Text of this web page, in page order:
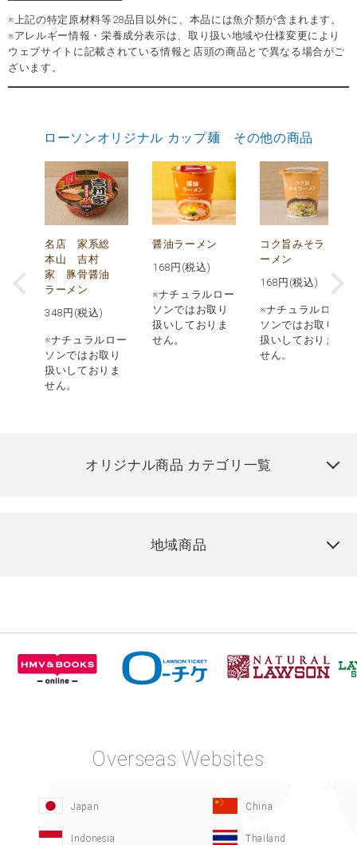
※上記の特定原材料等28品目以外に、本品には魚介類が含まれます。
※アレルギー情報・栄養成分表示は、取り扱い地域や仕様変更により
ウェブサイトに記載されている情報と店頭の商品とで異なる場合がご
ざいます。
ローソンオリジナル カップ麺 その他の商品
名店 家系総
本山 吉村
家 豚骨醤油
ラーメン
348 円(税込)
※ナチュラルロー
ソンではお取り
扱いしておりま
せん。
醤油ラーメン
168 円(税込)
※ナチュラルロー
ソンではお取り
扱いしておりま
せん。
コク旨みそラ
ーメン
168 円(税込)
※ナチュラルロー
ソンではお取り
扱いしておりま
せん。
オリジナル商品 カテゴリ一覧
地域商品
Overseas Websites
Japan China
Indonesia Thailand